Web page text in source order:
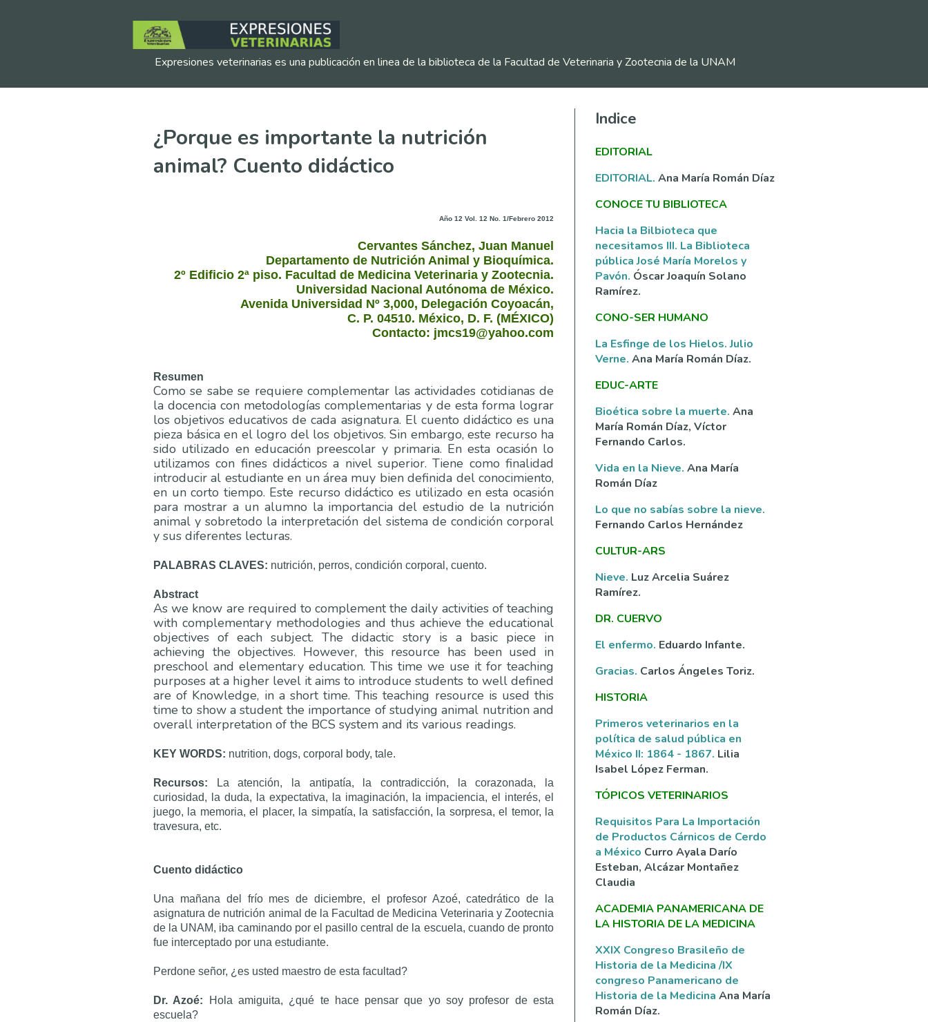
Expresiones veterinarias es una publicación en linea de la biblioteca de la Facultad de Veterinaria y Zootecnia de la UNAM
¿Porque es importante la nutrición
animal? Cuento didáctico
Año 12 Vol. 12 No. 1/Febrero 2012
Cervantes Sánchez, Juan Manuel
Departamento de Nutrición Animal y Bioquímica.
2º Edificio 2ª piso. Facultad de Medicina Veterinaria y Zootecnia.
Universidad Nacional Autónoma de México.
Avenida Universidad Nº 3,000, Delegación Coyoacán,
C. P. 04510. México, D. F. (MÉXICO)
Contacto: jmcs19@yahoo.com
Resumen
Como se sabe se requiere complementar las actividades cotidianas de
la docencia con metodologías complementarias y de esta forma lograr
los objetivos educativos de cada asignatura. El cuento didáctico es una
pieza básica en el logro del los objetivos. Sin embargo, este recurso ha
sido utilizado en educación preescolar y primaria. En esta ocasión lo
utilizamos con fines didácticos a nivel superior. Tiene como finalidad
introducir al estudiante en un área muy bien definida del conocimiento,
en un corto tiempo. Este recurso didáctico es utilizado en esta ocasión
para mostrar a un alumno la importancia del estudio de la nutrición
animal y sobretodo la interpretación del sistema de condición corporal
y sus diferentes lecturas.
PALABRAS CLAVES: nutrición, perros, condición corporal, cuento.
Abstract
As we know are required to complement the daily activities of teaching
with complementary methodologies and thus achieve the educational
objectives of each subject. The didactic story is a basic piece in
achieving the objectives. However, this resource has been used in
preschool and elementary education. This time we use it for teaching
purposes at a higher level it aims to introduce students to well defined
are of Knowledge, in a short time. This teaching resource is used this
time to show a student the importance of studying animal nutrition and
overall interpretation of the BCS system and its various readings.
KEY WORDS: nutrition, dogs, corporal body, tale.
Recursos:
La atención, la antipatía, la contradicción, la corazonada, la
curiosidad, la duda, la expectativa, la imaginación, la impaciencia, el interés, el
juego, la memoria, el placer, la simpatía, la satisfacción, la sorpresa, el temor, la
travesura, etc.
Cuento didáctico
Una mañana del frío mes de diciembre, el profesor Azoé, catedrático de la
asignatura de nutrición animal de la Facultad de Medicina Veterinaria y Zootecnia
de la UNAM, iba caminando por el pasillo central de la escuela, cuando de pronto
fue interceptado por una estudiante.
Perdone señor, ¿es usted maestro de esta facultad?
Dr. Azoé:
Hola amiguita, ¿qué te hace pensar que yo soy profesor de esta
escuela?
Indice
EDITORIAL
EDITORIAL. Ana María Román Díaz
CONOCE TU BIBLIOTECA
Hacia la Bilbioteca que
necesitamos III. La Biblioteca
pública José María Morelos y
Pavón. Óscar Joaquín Solano
Ramírez.
CONO-SER HUMANO
La Esfinge de los Hielos. Julio
Verne. Ana María Román Díaz.
EDUC-ARTE
Bioética sobre la muerte. Ana
María Román Díaz, Víctor
Fernando Carlos.
Vida en la Nieve. Ana María
Román Díaz
Lo que no sabías sobre la nieve.
Fernando Carlos Hernández
CULTUR-ARS
Nieve. Luz Arcelia Suárez
Ramírez.
DR. CUERVO
El enfermo. Eduardo Infante.
Gracias. Carlos Ángeles Toriz.
HISTORIA
Primeros veterinarios en la
política de salud pública en
México II: 1864 - 1867. Lilia
Isabel López Ferman.
TÓPICOS VETERINARIOS
Requisitos Para La Importación
de Productos Cárnicos de Cerdo
a México Curro Ayala Darío
Esteban, Alcázar Montañez
Claudia
ACADEMIA PANAMERICANA DE
LA HISTORIA DE LA MEDICINA
XXIX Congreso Brasileño de
Historia de la Medicina /IX
congreso Panamericano de
Historia de la Medicina Ana María
Román Díaz.